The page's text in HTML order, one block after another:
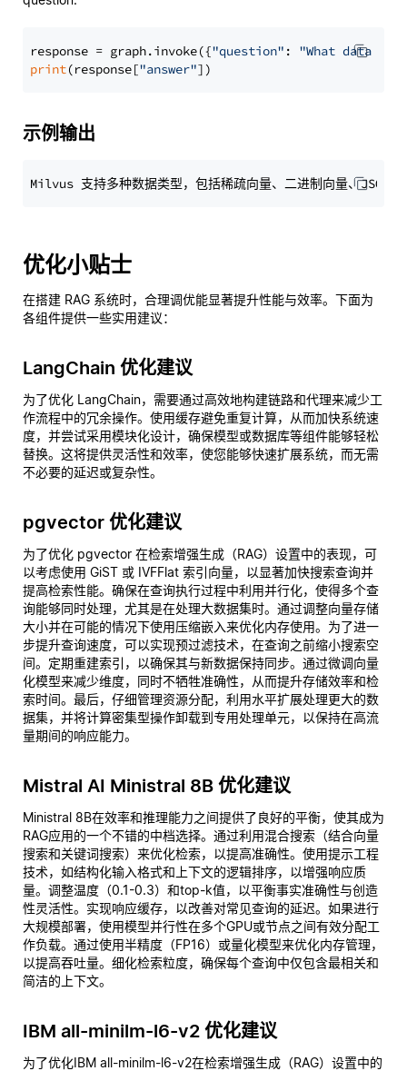
response = graph.invoke({"question" : "What data
print(response["answer"
示例输出
优化小贴士
在搭建 RAG 系统时，合理调优能显著提升性能与效率。下面为
各组件提供一些实用建议：
LangChain 优化建议
为了优化 LangChain，需要通过高效地构建链路和代理来减少工
作流程中的冗余操作。使用缓存避免重复计算，从而加快系统速
度，并尝试采用模块化设计，确保模型或数据库等组件能够轻松
替换。这将提供灵活性和效率，使您能够快速扩展系统，而无需
不必要的延迟或复杂性。
pgvector 优化建议
为了优化 pgvector 在检索增强生成（RAG）设置中的表现，可
以考虑使用 GiST 或 IVFFlat 索引向量，以显著加快搜索查询并
提高检索性能。确保在查询执行过程中利用并行化，使得多个查
询能够同时处理，尤其是在处理大数据集时。通过调整向量存储
大小并在可能的情况下使用压缩嵌入来优化内存使用。为了进一
步提升查询速度，可以实现预过滤技术，在查询之前缩小搜索空
间。定期重建索引，以确保其与新数据保持同步。通过微调向量
化模型来减少维度，同时不牺牲准确性，从而提升存储效率和检
索时间。最后，仔细管理资源分配，利用水平扩展处理更大的数
据集，并将计算密集型操作卸载到专用处理单元，以保持在高流
量期间的响应能力。
Mistral AI Ministral 8B 优化建议
Ministral 8B在效率和推理能力之间提供了良好的平衡，使其成为
RAG应用的一个不错的中档选择。通过利用混合搜索（结合向量
搜索和关键词搜索）来优化检索，以提高准确性。使用提示工程
技术，如结构化输入格式和上下文的逻辑排序，以增强响应质
量。调整温度（0.1-0.3）和top-k值，以平衡事实准确性与创造
性灵活性。实现响应缓存，以改善对常见查询的延迟。如果进行
大规模部署，使用模型并行性在多个GPU或节点之间有效分配工
作负载。通过使用半精度（FP16）或量化模型来优化内存管理，
以提高吞吐量。细化检索粒度，确保每个查询中仅包含最相关和
简洁的上下文。
IBM all-minilm-l6-v2 优化建议
为了优化IBM all-minilm-l6-v2在检索增强生成（RAG）设置中的